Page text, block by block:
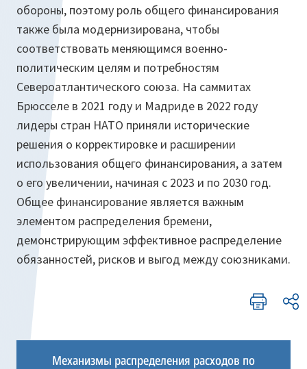
обороны, поэтому роль общего финансирования
также была модернизирована, чтобы
соответствовать меняющимся военно-
политическим целям и потребностям
Североатлантического союза. На саммитах
Брюсселе в 2021 году и Мадриде в 2022 году
лидеры стран НАТО приняли исторические
решения о корректировке и расширении
использования общего финансирования, а затем
о его увеличении, начиная с 2023 и по 2030 год.
Общее финансирование является важным
элементом распределения бремени,
демонстрирующим эффективное распределение
обязанностей, рисков и выгод между союзниками.
Механизмы распределения расходов по